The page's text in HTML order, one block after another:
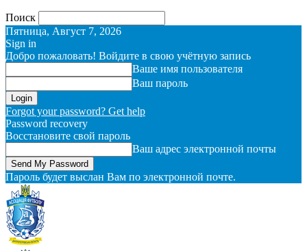
Поиск
Пятница, Август 7, 2026
Sign in
Добро пожаловать! Войдите в свою учётную запись
Ваше имя пользователя
Ваш пароль
Forgot your password? Get help
Password recovery
Восстановите свой пароль
Ваш адрес электронной почты
Пароль будет выслан Вам по электронной почте.